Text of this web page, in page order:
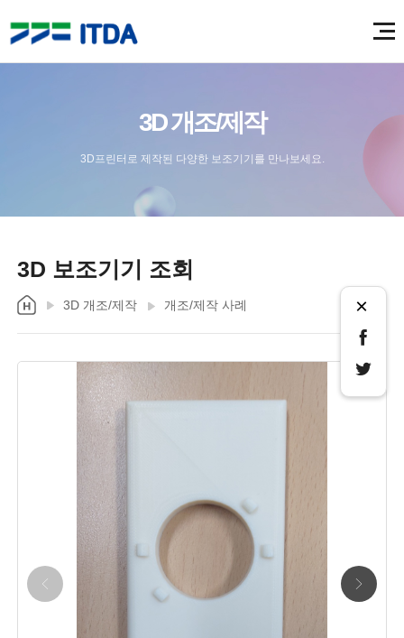
3D 개조/제작
3D프린터로 제작된 다양한 보조기기를 만나보세요.
3D 보조기기 조회
3D 개조/제작 개조/제작 사례 ×